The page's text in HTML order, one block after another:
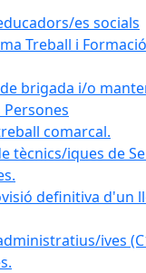
es socials
Treball i
brigada i/o
comarcal.
tècnics/iques de
definitiva d'un
ives